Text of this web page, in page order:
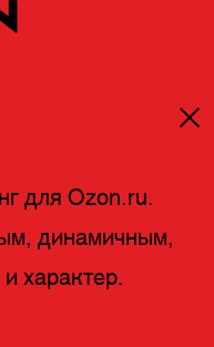
для Ozon.ru.
динамичным,
характер.